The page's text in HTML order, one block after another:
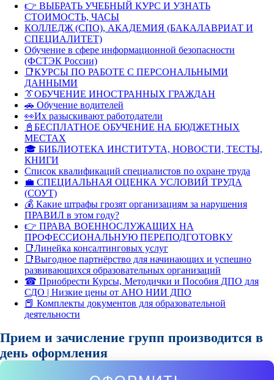
👉 ВЫБРАТЬ УЧЕБНЫЙ КУРС И УЗНАТЬ
СТОИМОСТЬ, ЧАСЫ
КОЛЛЕДЖ (СПО), АКАДЕМИЯ (БАКАЛАВРИАТ И
СПЕЦИАЛИТЕТ)
Обучение в сфере информационной безопасности
(ФСТЭК России)
📑КУРСЫ ПО РАБОТЕ С ПЕРСОНАЛЬНЫМИ
ДАННЫМИ
👔ОБУЧЕНИЕ ИНОСТРАННЫХ ГРАЖДАН
🚗 Обучение водителей
👀Их разыскивают работодатели
📓БЕСПЛАТНОЕ ОБУЧЕНИЕ НА БЮДЖЕТНЫХ
МЕСТАХ
🎓 БИБЛИОТЕКА ИНСТИТУТА, НОВОСТИ, ТЕСТЫ,
КНИГИ
Список квалификаций специалистов по охране труда
💼 СПЕЦИАЛЬНАЯ ОЦЕНКА УСЛОВИЙ ТРУДА
(СОУТ)
💰 Какие штрафы грозят организациям за нарушения
ПРАВИЛ в этом году?
👉 ПРАВА ВОЕННОСЛУЖАЩИХ НА
ПРОФЕССИОНАЛЬНУЮ ПЕРЕПОДГОТОВКУ
📑Линейка консалтинговых услуг
📑Выгодное партнёрство для начинающих и успешно
развивающихся образовательных организаций
☎ Приобрести Курсы, Методички и Пособия ДПО для
СДО | Низкие цены от АНО НИИ ДПО
📕 Комплекты документов для образовательной
деятельности
Прием и зачисление групп производится в
день оформления